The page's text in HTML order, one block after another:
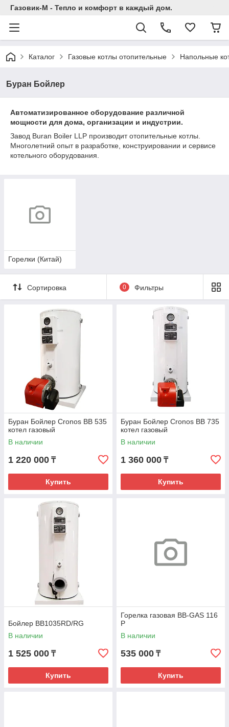
Газовик-М - Тепло и комфорт в каждый дом.
Каталог Газовые котлы отопительные Напольные
Буран Бойлер
Автоматизированное оборудование различной
мощности для дома, организации и индустрии.
Завод Buran Boiler LLP производит отопительные котлы.
Многолетний опыт в разработке, конструировании и сервисе
котельного оборудования.
Горелки (Китай)
Сортировка 0 Фильтры
Буран Бойлер Cronos BB 535
котел газовый
В наличии
1 220 000 ₸
Купить
Буран Бойлер Cronos BB 735
котел газовый
В наличии
1 360 000 ₸
Купить
Бойлер BB1035RD/RG
В наличии
1 525 000 ₸
Купить
Горелка газовая BB-GAS 116
P
В наличии
535 000 ₸
Купить